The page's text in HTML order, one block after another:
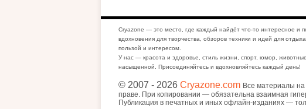
Cryazone — это место, где каждый найдёт что-то интересное и
вдохновения для творчества, обзоров техники и идей для
пользой и интересом.
У нас — красота и здоровье, стиль жизни, спорт, юмор,
насыщенной. Присоединяйтесь и вдохновляйтесь каждый день!
© 2007 - 2026 Cryazone.com Все материалы
праве. При копировании — обязательна взаимная
Публикация в печатных и иных офлайн-изданиях —